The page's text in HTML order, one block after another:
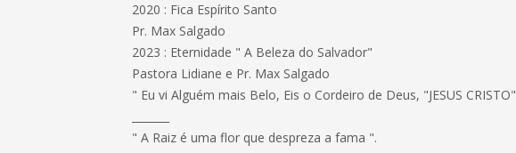
2020 : Fica Espírito Santo
Pr. Max Salgado
2023 : Eternidade " A Beleza do Salvador"
Pastora Lidiane e Pr. Max Salgado
" Eu vi Alguém mais Belo, Eis o Cordeiro de Deus, "JESUS CRISTO"
" A Raiz é uma flor que despreza a fama ".